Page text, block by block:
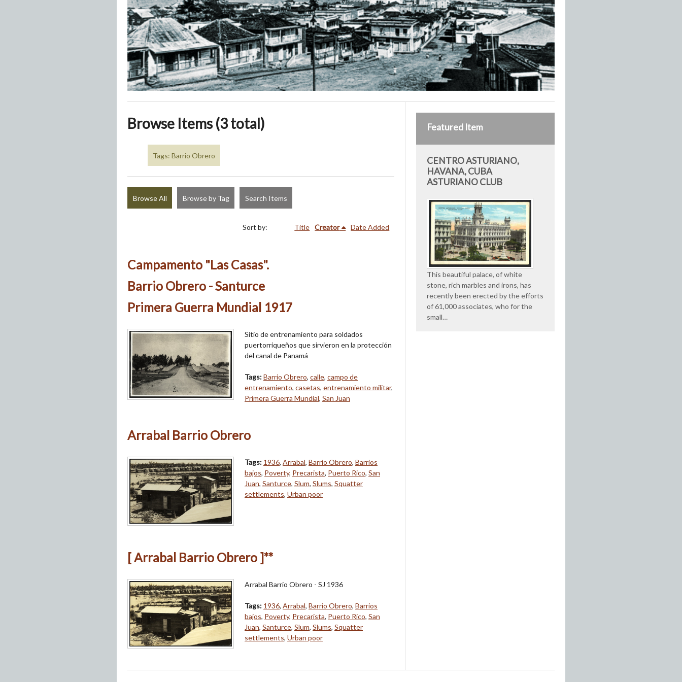
Browse Items (3 total)
Tags: Barrio Obrero
Browse All Browse by Tag Search Items
Sort by: Title Creator Date Added
Campamento "Las Casas".
Barrio Obrero - Santurce
Primera Guerra Mundial 1917
Sitio de entrenamiento para soldados
puertorriqueños que sirvieron en la protección
del canal de Panamá
Tags:Barrio Obrero, calle, campo de
entrenamiento, casetas, entrenamiento militar,
Primera Guerra Mundial, San Juan
Arrabal Barrio Obrero
Tags: 1936, Arrabal, Barrio Obrero, Barrios
bajos, Poverty, Precarista, Puerto Rico, San
Juan, Santurce, Slum, Slums, Squatter
settlements, Urban poor
[ Arrabal Barrio Obrero ]**
Arrabal Barrio Obrero - SJ 1936
Tags: 1936, Arrabal, Barrio Obrero, Barrios
bajos, Poverty, Precarista, Puerto Rico, San
Juan, Santurce, Slum, Slums, Squatter
settlements, Urban poor
Featured Item
CENTRO ASTURIANO,
HAVANA, CUBA
ASTURIANO CLUB
This beautiful palace, of white
stone, rich marbles and irons, has
recently been erected by the efforts
of 61,000 associates, who for the
small…